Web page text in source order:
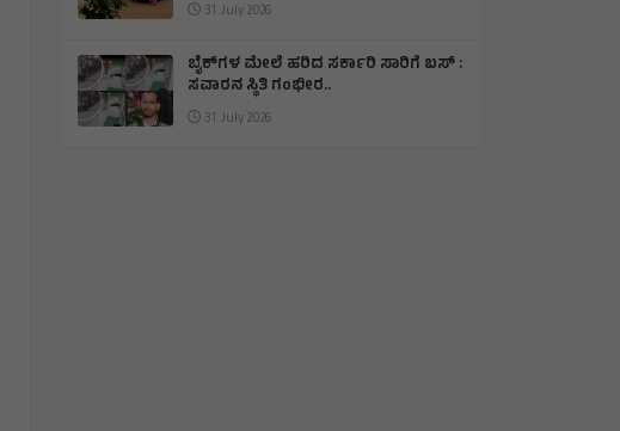
31 July 2026
ಬೈಕ್‌ಗಳ ಮೇಲೆ ಹರಿದ ಸರ್ಕಾರಿ ಸಾರಿಗೆ ಬಸ್ :
ಸವಾರನ ಸ್ಥಿತಿ ಗಂಭೀರ..
31 July 2026